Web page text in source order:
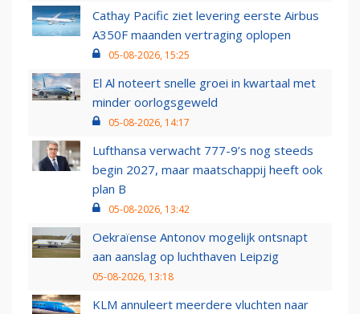
Cathay Pacific ziet levering eerste Airbus
A350F maanden vertraging oplopen
05-08-2026, 15:25
El Al noteert snelle groei in kwartaal met
minder oorlogsgeweld
05-08-2026, 14:17
Lufthansa verwacht 777-9’s nog steeds
begin 2027, maar maatschappij heeft ook
plan B
05-08-2026, 13:42
Oekraïense Antonov mogelijk ontsnapt
aan aanslag op luchthaven Leipzig
05-08-2026, 13:18
KLM annuleert meerdere vluchten naar